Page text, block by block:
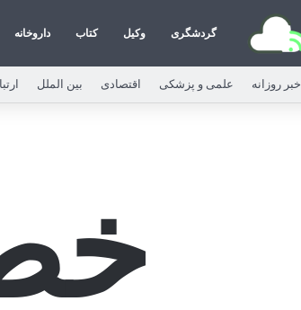
گردشگری وکیل کتاب داروخانه
خبر روزانه علمی و پزشکی اقتصادی بین الملل